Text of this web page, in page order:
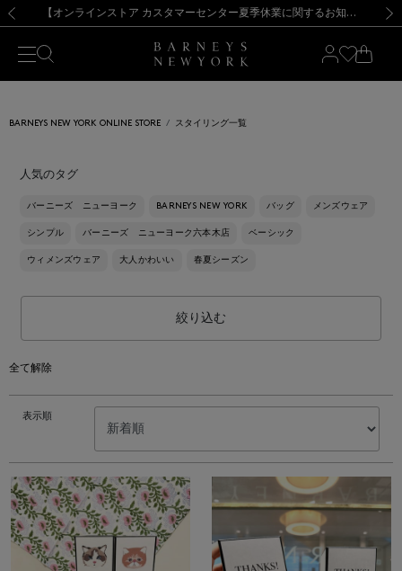
新規登録のお客様も対象！＜MY BARNEYS＞会員のお客様は11,000円（税込）以上のお買上げで常時送料無料！お買い物の際は会員登録を！
【夏季休業に伴う出荷一時停止のお知らせ】(2026.8.7) 【オンラインストア カスタマーセンター夏季休業に関するお知らせ】（2026.8.7）
【夏季休業に伴う返品・交換承り一時停止のお知らせ】（2026.8.5）
熊本県を中心とした地震の影響によるお荷物のお届けについて
【開催中】SUMMER SALEのご案内・ご注意事項 新規登録のお客様も対象！＜MY BARNEYS＞会員のお客様は11,000円（税込）以上のお買上げで常時送料無料！お買い物の際は会員登録を！
【夏季休業に伴う出荷一時停止のお知らせ】(2026.8.7)
BARNEYS NEW YORK ONLINE STORE スタイリング一覧
人気のタグ
バーニーズ ニューヨーク BARNEYS NEW YORK バッグ メンズウェア
シンプル バーニーズ ニューヨーク六本木店 ベーシック
ウィメンズウェア 大人かわいい 春夏シーズン
絞り込む
全て解除
表示順